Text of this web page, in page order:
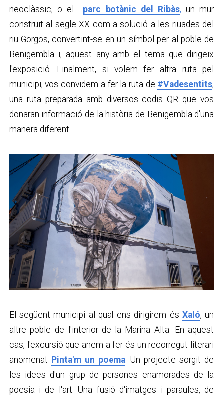
neoclàssic, o el parc botànic del Ribàs, un mur
construït al segle XX com a solució a les riuades del
riu Gorgos, convertint-se en un símbol per al poble de
Benigembla i, aquest any amb el tema que dirigeix
l'exposició. Finalment, si volem fer altra ruta pel
municipi, vos convidem a fer la ruta de #Vadesentits,
una ruta preparada amb diversos codis QR que vos
donaran informació de la història de Benigembla d'una
manera diferent.
El següent municipi al qual ens dirigirem és Xaló, un
altre poble de l'interior de la Marina Alta. En aquest
cas, l'excursió que anem a fer és un recorregut literari
anomenat Pinta'm un poema. Un projecte sorgit de
les idees d'un grup de persones enamorades de la
poesia i de l'art. Una fusió d'imatges i paraules, de